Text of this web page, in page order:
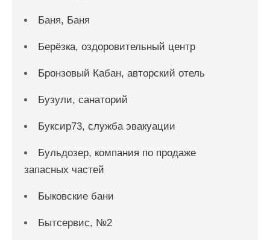
Баня, Баня
Берёзка, оздоровительный центр
Бронзовый Кабан, авторский отель
Бузули, санаторий
Буксир73, служба эвакуации
Бульдозер, компания по продаже
запасных частей
Быковские бани
Бытсервис, №2